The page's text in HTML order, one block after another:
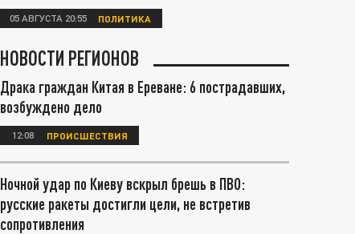
05 АВГУСТА 20:55 ПОЛИТИКА
НОВОСТИ РЕГИОНОВ
Драка граждан Китая в Ереване: 6 пострадавших,
возбуждено дело
12:08 ПРОИСШЕСТВИЯ
Ночной удар по Киеву вскрыл брешь в ПВО:
русские ракеты достигли цели, не встретив
сопротивления